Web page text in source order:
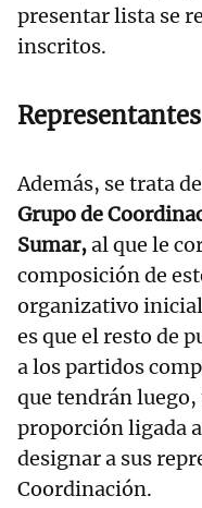
presentar lista se
inscritos.
Representantes
Además, se trata
Grupo de
Sumar,al que le
composición de
organizativo inicial
es que el resto de
a los partidos
que tendrán
proporción ligada
designar a sus
Coordinación.